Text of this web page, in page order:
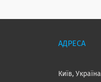
Київ, Україна